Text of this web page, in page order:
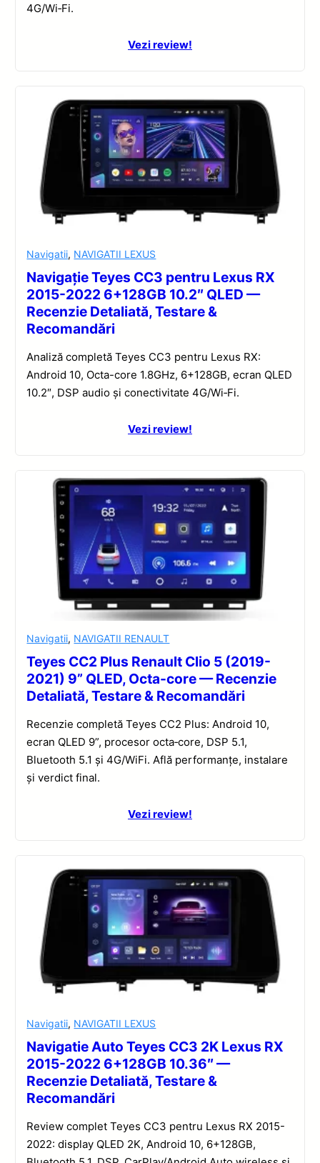
4G/Wi‑Fi.
Vezi review!
Navigatii, NAVIGATII LEXUS
Navigație Teyes CC3 pentru Lexus RX
2015-2022 6+128GB 10.2″ QLED —
Recenzie Detaliată, Testare &
Recomandări
Analiză completă Teyes CC3 pentru Lexus RX:
Android 10, Octa-core 1.8GHz, 6+128GB, ecran QLED
10.2″, DSP audio și conectivitate 4G/Wi‑Fi.
Vezi review!
Navigatii, NAVIGATII RENAULT
Teyes CC2 Plus Renault Clio 5 (2019-
2021) 9” QLED, Octa-core — Recenzie
Detaliată, Testare & Recomandări
Recenzie completă Teyes CC2 Plus: Android 10,
ecran QLED 9”, procesor octa‑core, DSP 5.1,
Bluetooth 5.1 și 4G/WiFi. Află performanțe, instalare
și verdict final.
Vezi review!
Navigatii, NAVIGATII LEXUS
Navigatie Auto Teyes CC3 2K Lexus RX
2015-2022 6+128GB 10.36″ —
Recenzie Detaliată, Testare &
Recomandări
Review complet Teyes CC3 pentru Lexus RX 2015-
2022: display QLED 2K, Android 10, 6+128GB,